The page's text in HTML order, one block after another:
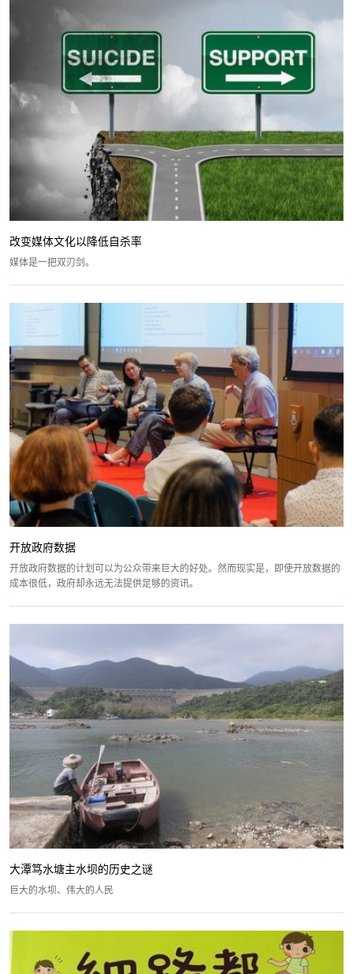
改变媒体文化以降低自杀率
媒体是一把双刃剑。
开放政府数据
开放政府数据的计划可以为公众带来巨大的好处。然而现实是，即使开放数据的
成本很低，政府却永远无法提供足够的资讯。
大潭笃水塘主水坝的历史之谜
巨大的水坝、伟大的人民